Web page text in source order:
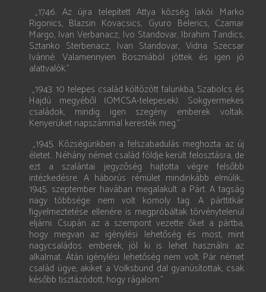
„1746. Az újra telepített Attya község lakói: Marko
Rigonics, Blazsin Kovacsics, Gyuro Belerics, Czamar
Margo, Ivan Verbanacz, Ivo Standovar, Ibrahim Tandics,
Sztanko Sterbenacz, Ivan Standovar, Vidna Szecsar
Ivánné. Valamennyien Boszniából jöttek és igen jó
alattvalók.”
„1943. 10 telepes család költözött falunkba, Szabolcs és
Hajdú megyéből (OM­CSA-telepesek). Sokgyermekes
családok, mindig igen szegény emberek voltak.
Kenyerüket napszámmal keresték meg.”
„1945. Községünkben a felszabadulás meghozta az új
életet... Néhány német család földje került felosztásra, de
ezt a szalántai jegyzőség hajtotta végre felsőbb
intézkedésre. A háborús rémület mindinkább elmúlik...
1945. szeptember havában megalakult a Párt. A tagság
nagy többsége nem volt komoly tag. A párttitkár
figyelmeztetése ellenére is megpróbáltak törvénytelenül
eljárni. Csupán az a szempont vezette őket a pártba,
hogy megvan az igénylési lehetőség és most, mint
nagycsaládos emberek, jól ki is lehet használni az
alkalmat. Átán igénylési lehetőség nem volt. Pár német
család ügye, akiket a Volksbund dal gyanúsítottak, csak
később tisztázódott, hogy rágalom.”